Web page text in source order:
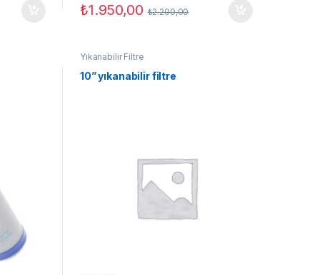
₺1.950,00 ₺2.200,00
Yıkanabilir Filtre
10” yıkanabilir filtre